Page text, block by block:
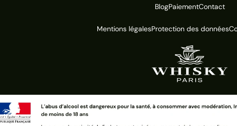
BlogPaiementContact
Mentions légalesProtection des données